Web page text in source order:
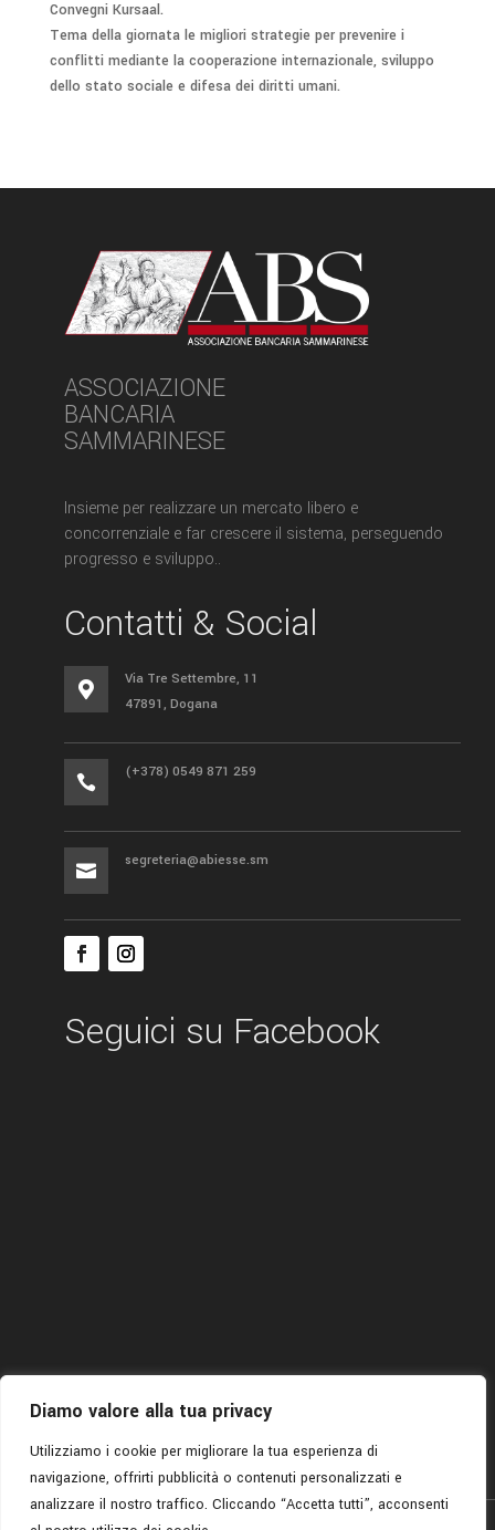
Diamo valore alla tua privacy
Utilizziamo i cookie per migliorare la tua esperienza di
navigazione, offrirti pubblicità o contenuti personalizzati e
analizzare il nostro traffico. Cliccando “Accetta tutti”, acconsenti
Convegni Kursaal.
Tema della giornata le migliori strategie per prevenire i
conflitti mediante la cooperazione internazionale, sviluppo
dello stato sociale e difesa dei diritti umani.
ASSOCIAZIONE
BANCARIA
SAMMARINESE
Insieme per realizzare un mercato libero e
concorrenziale e far crescere il sistema, perseguendo
progresso e sviluppo..
Contatti & Social

Via Tre Settembre, 11
47891, Dogana

(+378) 0549 871 259

segreteria@abiesse.sm
Seguici su Facebook